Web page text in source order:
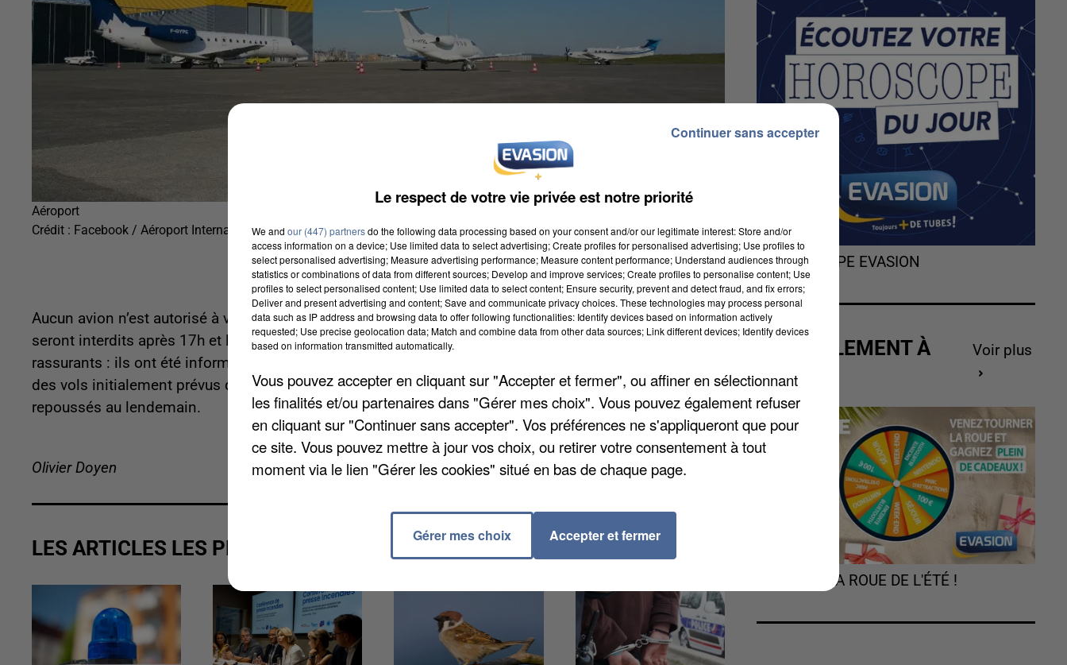
Aéroport
Crédit : Facebook / Aéroport International Amiens - Henry Potez
Aucun avion n’est autorisé à voler dans un rayon de 150 km autour de Paris. A Beauvais, les décollages
seront interdits après 17h et les atterrissages après 18h. Mais les responsables du site se veulent
rassurants : ils ont été informés très en amont, ce qui leur a laissé le temps de réorganiser le planning
des vols initialement prévus dans la soirée. Certains avions sont avancés dans la journée, d’autres
repoussés au lendemain.
Olivier Doyen
LES ARTICLES LES PLUS VUS
L'HOROSCOPE EVASION
ACTUELLEMENT À
GAGNER
Voir plus
TOURNEZ LA ROUE DE L'ÉTÉ !
Le respect de votre vie privée est notre priorité
We and our (447) partnersdo the following data processing based on your consent and/or our legitimate interest: Store and/or
access information on a device; Use limited data to select advertising; Create profiles for personalised advertising; Use profiles to
select personalised advertising; Measure advertising performance; Measure content performance; Understand audiences through
statistics or combinations of data from different sources; Develop and improve services; Create profiles to personalise content; Use
profiles to select personalised content; Use limited data to select content; Ensure security, prevent and detect fraud, and fix errors;
Deliver and present advertising and content; Save and communicate privacy choices. These technologies may process personal
data such as IP address and browsing data to offer following functionalities: Identify devices based on information actively
requested; Use precise geolocation data; Match and combine data from other data sources; Link different devices; Identify devices
based on information transmitted automatically.
Vous pouvez accepter en cliquant sur "Accepter et fermer", ou affiner en sélectionnant
les finalités et/ou partenaires dans "Gérer mes choix". Vous pouvez également refuser
en cliquant sur "Continuer sans accepter". Vos préférences ne s'appliqueront que pour
ce site. Vous pouvez mettre à jour vos choix, ou retirer votre consentement à tout
moment via le lien "Gérer les cookies" situé en bas de chaque page.
Gérer mes choix Accepter et fermer
Continuer sans accepter